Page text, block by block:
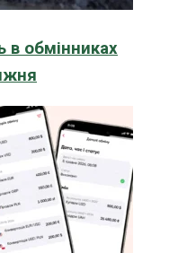
в обмінниках